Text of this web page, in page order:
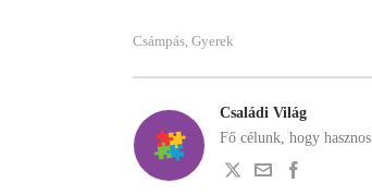
Csámpás, Gyerek
Családi Világ
Fő célunk, hogy